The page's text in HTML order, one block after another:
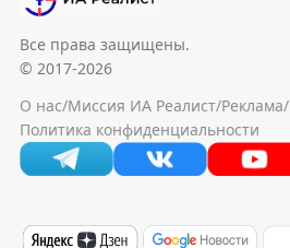
Все права защищены.
© 2017-2026
О нас/Миссия ИА Реалист/Реклама/
Политика конфиденциальности